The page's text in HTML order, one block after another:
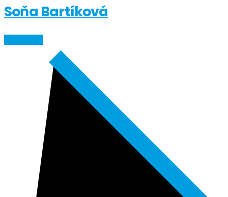
Soňa Bartíková